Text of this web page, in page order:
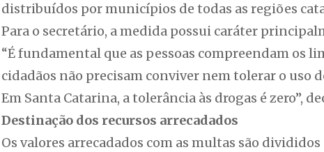
distribuídos por municípios de todas as regiões
Para o secretário, a medida possui caráter
“É fundamental que as pessoas compreendam os
cidadãos não precisam conviver nem tolerar o uso
Em Santa Catarina, a tolerância às drogas é zero”,
Destinação dos recursos arrecadados
Os valores arrecadados com as multas são